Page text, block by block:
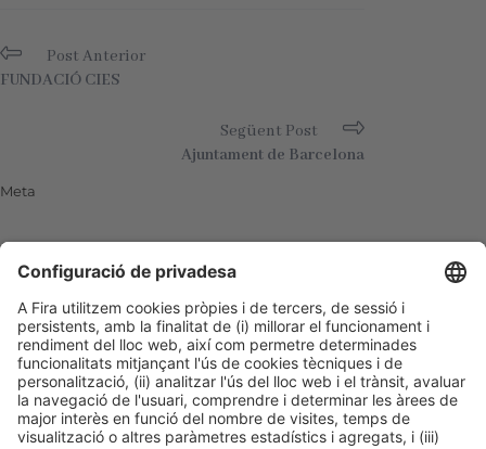
Post Anterior
FUNDACIÓ CIES
Següent Post
Ajuntament de Barcelona
Meta
Canal de les entrades
Canal dels comentaris
WordPress.org (en anglès)
Col·laboren